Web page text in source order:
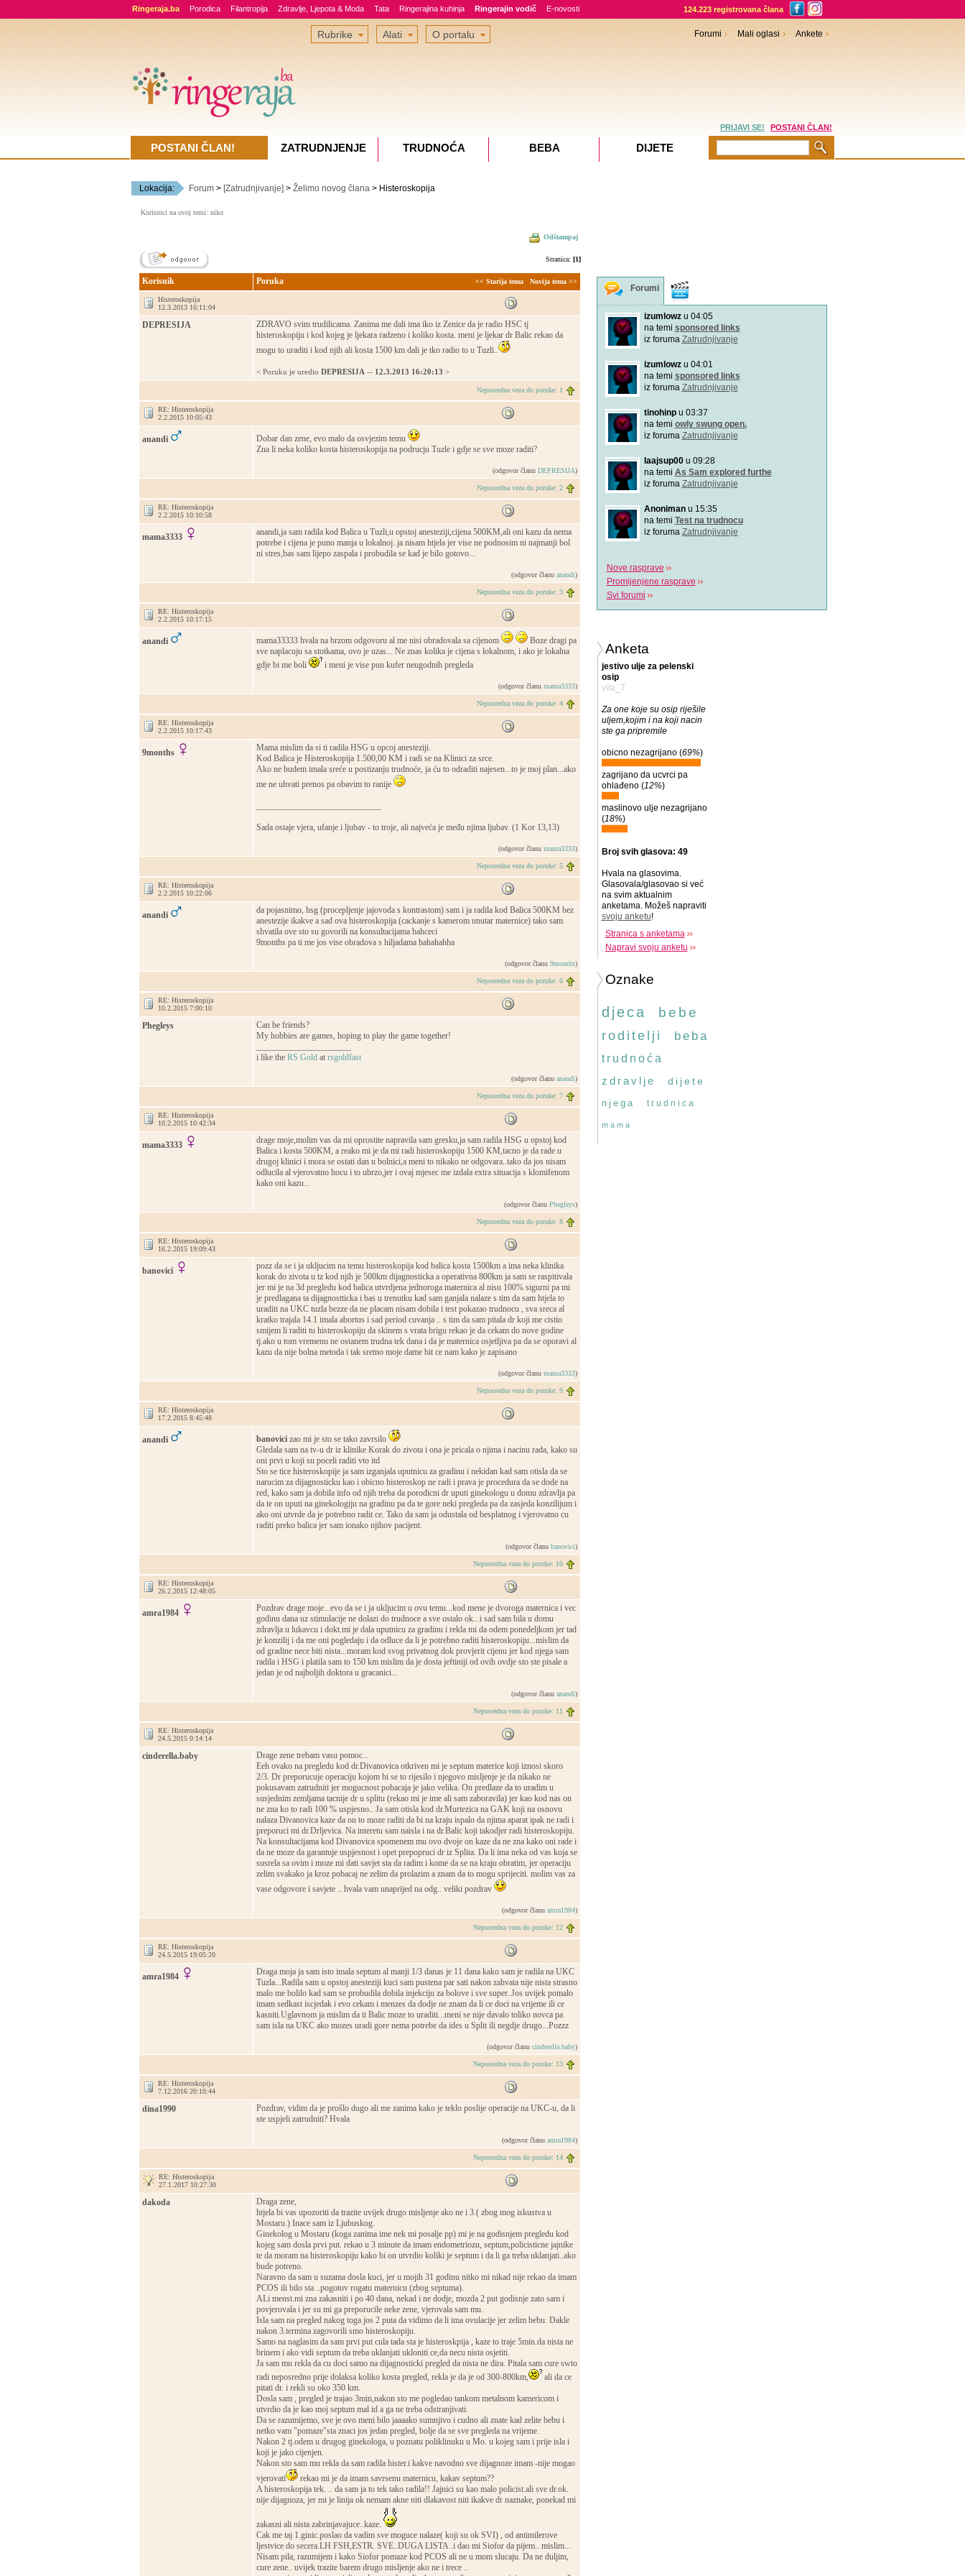
Ringeraja.ba Porodica Filantropija Zdravlje, Ljepota & Moda Tata Ringerajina kuhinja Ringerajin vodič E-novosti 124.223 registrovana člana
Lokacija: Forum> [Zatrudnjivanje] > Želimo novog člana> Histeroskopija
Korisnici na ovoj temi: niko
Odštampaj
Stranica: [1]
Korisnik Poruka << Starija tema Novija tema >>
Histeroskopija
12.3.2013 16:11:04
DEPRESIJA
ZDRAVO svim trudilicama. Zanima me dali ima iko iz Zenice da je radio HSC tj
histeroskopiju i kod kojeg je ljekara radzeno i koliko kosta. meni je ljekar dr Balic rekao da
mogu to uraditi i kod njih ali kosta 1500 km dali je tko radio to u Tuzli..
< Poruku je uredio DEPRESIJA -- 12.3.2013 16:20:13 >
Neposredna veza do poruke: 1
RE: Histeroskopija
2.2.2015 10:05:43
anandi
Dobar dan zene, evo malo da osvjezim temu
Zna li neka koliko kosta histeroskopija na podrucju Tuzle i gdje se sve moze raditi?
(odgovor članu DEPRESIJA)
Neposredna veza do poruke: 2
RE: Histeroskopija
2.2.2015 10:10:58
mama3333
anandi,ja sam radila kod Balica u Tuzli,u opstoj anesteziji,cijena 500KM,ali oni kazu da nema
potrebe i cijena je puno manja u lokalnoj..ja nisam htjela jer vise ne podnosim ni najmanji bol
ni stres,bas sam lijepo zaspala i probudila se kad je bilo gotovo...
(odgovor članu anandi)
Neposredna veza do poruke: 3
RE: Histeroskopija
2.2.2015 10:17:15
anandi mama33333 hvala na brzom odgovoru al me nisi obradovala sa cijenom
Boze dragi pa
sve naplacuju sa stotkama, ovo je uzas... Ne znas kolika je cijena s lokalnom, i ako je lokalna
gdje bi me boli
i meni je vise pun kufer neugodnih pregleda
(odgovor članu mama3333)
Neposredna veza do poruke: 4
RE: Histeroskopija
2.2.2015 10:17:43
9months
Mama mislim da si ti radila HSG u opcoj anesteziji.
Kod Balica je Histeroskopija 1.500,00 KM i radi se na Klinici za srce.
Ako ne budem imala sreće u postizanju trudnoće, ja ću to odraditi najesen...to je moj plan...ako
me ne uhvati prenos pa obavim to ranije
Sada ostaje vjera, ufanje i ljubav - to troje, ali najveća je među njima ljubav. (1 Kor 13,13)
(odgovor članu mama3333)
Neposredna veza do poruke: 5
RE: Histeroskopija
2.2.2015 10:22:06
anandi
da pojasnimo, hsg (procepljenje jajovoda s kontrastom) sam i ja radila kod Balica 500KM bez
anestezije ikakve a sad ova histeroskopija (cackanje s kamerom unutar maternice) tako sam
shvatila ove sto su govorili na konsultacijama bahceci
9months pa ti me jos vise obradova s hiljadama hahahahha
(odgovor članu 9months)
Neposredna veza do poruke: 6
RE: Histeroskopija
10.2.2015 7:00:10
Phegleys
Can be friends?
My hobbies are games, hoping to play the game together!
i like the RS Goldat rsgoldfast
(odgovor članu anandi)
Neposredna veza do poruke: 7
RE: Histeroskopija
10.2.2015 10:42:34
mama3333
drage moje,molim vas da mi oprostite napravila sam gresku,ja sam radila HSG u opstoj kod
Balica i kosta 500KM, a reako mi je da mi radi histeroskopiju 1500 KM,tacno je da rade u
drugoj klinici i mora se ostati dan u bolnici,a meni to nikako ne odgovara..tako da jos nisam
odlucila al vjerovatno hocu i to ubrzo,jer i ovaj mjesec me izdala extra situacija s klomifenom
kako oni kazu...
(odgovor članu Phegleys)
Neposredna veza do poruke: 8
RE: Histeroskopija
16.2.2015 19:09:43
banovici
pozz da se i ja ukljucim na temu histeroskopija kod balica kosta 1500km a ima neka klinika
korak do zivota u tz kod njih je 500km dijagnosticka a operativna 800km ja sam se raspitivala
jer mi je na 3d pregledu kod balica utvrdjena jednoroga maternica al nisu 100% sigurni pa mi
je predlagana ta dijagnostticka i bas u trenutku kad sam ganjala nalaze s tim da sam htjela to
uraditi na UKC tuzla bezze da ne placam nisam dobila i test pokazao trudnocu , sva sreca al
kratko trajala 14.1 imala abortus i sad period cuvanja .. s tim da sam pitala dr koji me cistio
smijem li raditi tu histeroskopiju da skinem s vrata brigu rekao je da cekam do nove godine
tj.ako u tom vremenu ne ostanem trudna tek dana i da je maternica osjetljiva pa da se oporavi al
kazu da nije bolna metoda i tak sretno moje dame bit ce nam kako je zapisano
(odgovor članu mama3333)
Neposredna veza do poruke: 9
RE: Histeroskopija
17.2.2015 8:45:48
anandi banovicizao mi je sto se tako zavrsilo
Gledala sam na tv-u dr iz klinike Korak do zivota i ona je pricala o njima i nacinu rada, kako su
oni prvi u koji su poceli raditi vto itd
Sto se tice histeroskopije ja sam izganjala uputnicu za gradinu i nekidan kad sam otisla da se
narucim za dijagnosticku kao i obicno histeroskop ne radi i prava je procedura da se dode na
red, kako sam ja dobila info od njih treba da porodicni dr uputi ginekologu u domu zdravlja pa
da te on uputi na ginekologiju na gradinu pa da te gore neki pregleda pa da zasjeda konzilijum i
ako oni utvrde da je potrebno radit ce. Tako da sam ja odustala od besplatnog i vjerovatno cu
raditi preko balica jer sam ionako njihov pacijent.
(odgovor članu banovici)
Neposredna veza do poruke: 10
RE: Histeroskopija
26.2.2015 12:48:05
amra1984
Pozdrav drage moje...evo da se i ja ukljucim u ovu temu...kod mene je dvoroga maternica i vec
godinu dana uz stimulacije ne dolazi do trudnoce a sve ostalo ok...i sad sam bila u domu
zdravlja u lukavcu i dokt.mi je dala uputnicu za gradinu i rekla mi da odem ponedeljkom jer tad
je konzilij i da me oni pogledaju i da odluce da li je potrebno raditi histeroskopiju...mislim da
od gradine nece biti nista...moram kod svog privatnog dok provjerit cijenu jer kod njega sam
radila i HSG i platila sam to 150 km mislim da je dosta jeftiniji od ovih ovdje sto ste pisale a
jedan je od najboljih doktora u gracanici...
(odgovor članu anandi)
Neposredna veza do poruke: 11
RE: Histeroskopija
24.5.2015 0:14:14
cinderella.baby
Drage zene trebam vasu pomoc...
Eeh ovako na pregledu kod dr.Divanovica otkriven mi je septum materice koji iznosi skoro
2/3. Dr preporucuje operaciju kojom bi se to rijesilo i njegovo misljenje je da nikako ne
pokusavam zatrudniti jer mogucnost pobacaja je jako velika. On predlaze da to uradim u
susjednim zemljama tacnije dr u splitu (rekao mi je ime ali sam zaboravila) jer kao kod nas on
ne zna ko to radi 100 % uspjesno.. Ja sam otisla kod dr.Murtezica na GAK koji na osnovu
nalaza Divanovica kaze da on to moze raditi da bi na kraju ispalo da njima aparat ipak ne radi i
preporuci mi dr.Drljevica. Na interetu sam naisla i na dr.Balic koji takodjer radi histeroskopiju.
Na konsultacijama kod Divanovica spomenem mu ovo dvoje on kaze da ne zna kako oni rade i
da ne moze da garantuje uspjesnost i opet prepopruci dr iz Splita. Da li ima neka od vas koja se
susrela sa ovim i moze mi dati savjet sta da radim i kome da se na kraju obratim, jer operaciju
zelim svakako ja kroz pobacaj ne zelim da prolazim a znam da to mogu sprijeciti. molim vas za
vase odgovore i savjete .. hvala vam unaprijed na odg.. veliki pozdrav
(odgovor članu amra1984)
Neposredna veza do poruke: 12
RE: Histeroskopija
24.5.2015 19:05:20
amra1984
Draga moja ja sam isto imala septum al manji 1/3 danas je 11 dana kako sam je radila na UKC
Tuzla...Radila sam u opstoj anesteziji kuci sam pustena par sati nakon zahvata nije nista strasno
malo me bolilo kad sam se probudila dobila injekciju za bolove i sve super..Jos uvijek pomalo
imam sedkast iscjedak i evo cekam i menzes da dodje ne znam da li ce doci na vrijeme ili ce
kasniti.Uglavnom ja mislim da ti Balic moze to uraditi...meni se nije davalo toliko novca pa
sam isla na UKC ako mozes uradi gore nema potrebe da ides u Split ili negdje drugo...Pozzz
(odgovor članu cinderella.baby)
Neposredna veza do poruke: 13
RE: Histeroskopija
7.12.2016 20:10:44
dina1990
Pozdrav, vidim da je prošlo dugo ali me zanima kako je teklo poslije operacije na UKC-u, da li
ste uspjeli zatrudniti? Hvala
(odgovor članu amra1984)
Neposredna veza do poruke: 14
RE: Histeroskopija
27.1.2017 10:27:30
dakoda
Draga zene,
htjela bi vas upozoriti da trazite uvijek drugo misljenje ako ne i 3.( zbog mog iskustva u
Mostaru.) Inace sam iz Ljubuskog.
Ginekolog u Mostaru (koga zanima ime nek mi posalje pp) mi je na godisnjem pregledu kod
kojeg sam dosla prvi put. rekao u 3 minute da imam endometriozu, septum,policisticne jajnike
te da moram na histeroskopiju kako bi on utvrdio koliki je septum i da li ga treba uklanjati..ako
bude potreno.
Naravno da sam u suzama dosla kuci, jer u mojih 31 godinu nitko mi nikad nije rekao da imam
PCOS ili bilo sta ..pogotov rogatu maternicu (zbog septuma).
ALi menst.mi zna zakasniti i po 40 dana, nekad i ne dodje, mozda 2 put godisnje zato sam i
povjerovala i jer su mi ga preporucile neke zene, vjerovala sam mu.
Isla sam na pregled nakog toga jos 2 puta da vidimo da li ima ovulacije jer zelim bebu. Dakle
nakon 3.termina zagovorili smo histeroskopiju.
Samo na naglasim da sam prvi put cula tada sta je histeroskpija , kaze to traje 5min.da nista ne
brinem i ako vidi septum da treba uklanjati ukloniti ce,da necu nista osjetiti.
Ja sam mu rekla da cu doci samo na dijagnosticki pregled da nista ne dira. Pitala sam cure swto
radi neposredno prije dolaksa koliko kosta pregled, rekla je da je od 300-800km,
ali da ce
pitati dr. i rekli su oko 350 km.
Dosla sam , pregled je trajao 3min,nakon sto me pogledao tankom metalnom kamericom i
utvrdio da je kao moj septum mal id a ga ne treba odstranjivati.
Da se razumijemo, sve je ovo meni bilo jaaaako sumnjivo i cudno ali znate kad zelite bebu i
netko vam "pomaze"sta znaci jos jedan pregled, bolje da se sve pregleda na vrijeme.
Nakon 2 tj.odem u drugog ginekologa, u poznatu poliklinuku u Mo. u kojeg sam i prije isla i
koji je jako cijenjen.
Nakon sto sam mu rekla da sam radila hister.i kakve navodno sve dijagnoze imam -nije mogao
vjerovati
rekao mi je da imam savrsenu maternicu, kakav septum??
A histeroskopija tek. .. da sam ja to tek tako radila!! Jajnici su kao malo policist.ali sve dr.ok.
nije dijagnoza, jer mi je linija ok nemam akne niti dlakavost niti ikakve dr naznake, ponekad mi
zakasni ali nista zabrinjavajuce..kaze.
Cak me taj 1.ginic.poslao da vadim sve moguce nalaze( koji su ok SVI) , od antimilerove
ljestvice do secera.LH FSH,ESTR. SVE..DUGA LISTA..i dao mi Siofor da pijem.. mislim...
Nisam pila, razumijem i kako Siofor pomaze kod PCOS ali ne u mom slucaju. Da ne duljim,
cure zene.. uvijek trazite barem drugo misljenje ako ne i trece ..
Forumi
izumlowzu 04:05
na temi sponsored links
iz foruma Zatrudnjivanje
izumlowzu 04:01
na temi sponsored links
iz foruma Zatrudnjivanje
tinohinpu 03:37
na temi owly swung open.
iz foruma Zatrudnjivanje
laajsup00u 09:28
na temi As Sam explored furthe
iz foruma Zatrudnjivanje
Anonimanu 15:35
na temi Test na trudnocu
iz foruma Zatrudnjivanje
Nove rasprave
Promijenjene rasprave
Svi forumi
Anketa
jestivo ulje za pelenski
osip
vila_7
Za one koje su osip riješile
uljem,kojim i na koji nacin
ste ga pripremile
obicno nezagrijano (69%)
zagrijano da ucvrci pa
ohlađeno (12%)
maslinovo ulje nezagrijano
(18%)
Broj svih glasova: 49
Hvala na glasovima.
Glasovala/glasovao si već
na svim aktualnim
anketama. Možeš napraviti
svoju anketu!
Stranica s anketama
Napravi svoju anketu
Oznake
djeca bebe
roditelji beba
trudnoća
zdravlje
dijete
njega trudnica
mama
Rubrike Alati O portalu Forumi Mali oglasi Ankete
PRIJAVI SE! POSTANI ČLAN!
POSTANI ČLAN! ZATRUDNJENJE TRUDNOĆA BEBA DIJETE